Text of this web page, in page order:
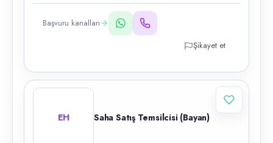
Başvuru kanalları
Şikayet et
EH Saha Satış Temsilcisi (Bayan)